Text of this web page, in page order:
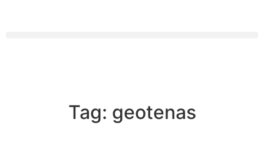
Tag: geotenas